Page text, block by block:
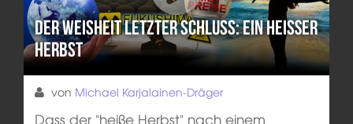
Der Weisheit letzter Schluss: Ein heißer
Herbst
von Michael Karjalainen-Dräger
Dass der "heiße Herbst" nach einem